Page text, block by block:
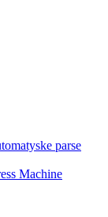
parse
Machine